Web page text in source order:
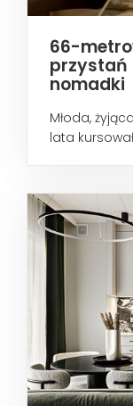
66-
przystań
nomadki
Młoda,
lata